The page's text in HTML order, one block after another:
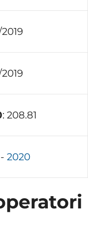
2019
2019
: 208.81
- 2020